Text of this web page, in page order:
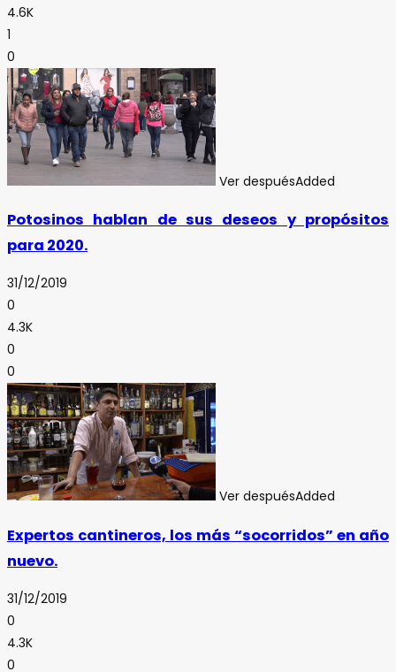
4.6K
1
0
Ver despuésAdded
Potosinos hablan de sus deseos y propósitos
para 2020.
31/12/2019
0
4.3K
0
0
Ver despuésAdded
Expertos cantineros, los más “socorridos” en año
nuevo.
31/12/2019
0
4.3K
0